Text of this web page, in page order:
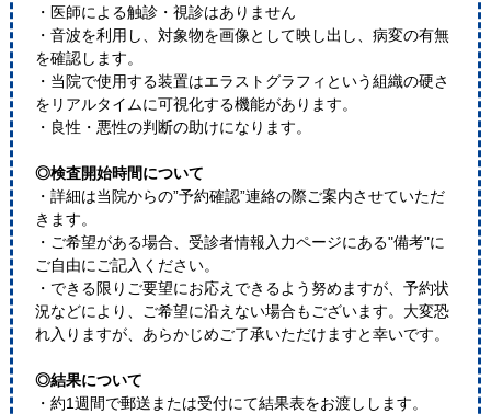
・医師による触診・視診はありません
・音波を利用し、対象物を画像として映し出し、病変の有無
を確認します。
・当院で使用する装置はエラストグラフィという組織の硬さ
をリアルタイムに可視化する機能があります。
・良性・悪性の判断の助けになります。
◎検査開始時間について
・詳細は当院からの”予約確認”連絡の際ご案内させていただ
きます。
・ご希望がある場合、受診者情報入力ページにある"備考"に
ご自由にご記入ください。
・できる限りご要望にお応えできるよう努めますが、予約状
況などにより、ご希望に沿えない場合もございます。大変恐
れ入りますが、あらかじめご了承いただけますと幸いです。
◎結果について
・約1週間で郵送または受付にて結果表をお渡しします。